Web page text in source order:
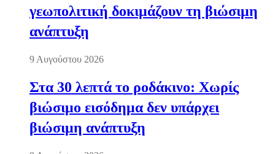
γεωπολιτική δοκιμάζουν τη βιώσιμη
ανάπτυξη
9 Αυγούστου 2026
Στα 30 λεπτά το ροδάκινο: Χωρίς
βιώσιμο εισόδημα δεν υπάρχει
βιώσιμη ανάπτυξη